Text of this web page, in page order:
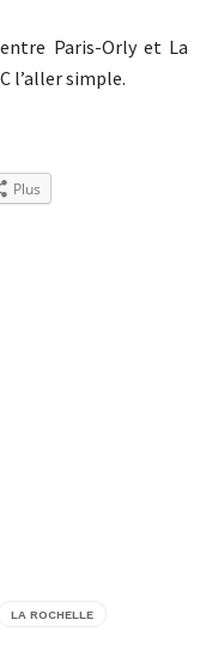
Paris-Orly et La
l’aller simple.
Plus
LA ROCHELLE